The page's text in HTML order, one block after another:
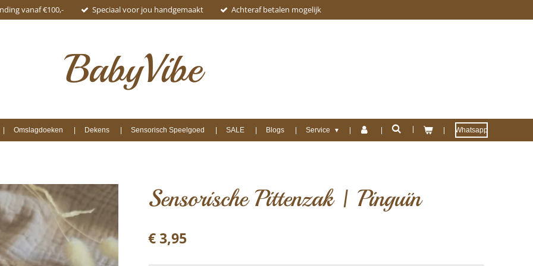
vanaf €100,- Speciaal voor jou handgemaakt Achteraf betalen mogelijk
BabyVibe
Omslagdoeken Dekens Sensorisch Speelgoed SALE Blogs Service Whatsapp
Sensorische Pittenzak | Pinguïn
€ 3,95